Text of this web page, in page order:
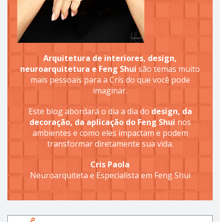
Arquitetura de interiores, design,
neuroarquitetura e Feng Shui são temas muito
mais pessoais para a Cris do que você pode
imaginar.
Este blog abordará o dia a dia do design, da
decoração, da aplicação do Feng Shui nos
ambientes e como eles impactam e podem
transformar diretamente sua vida.
Cris Paola
Neuroarquiteta e Especialista em Feng Shui